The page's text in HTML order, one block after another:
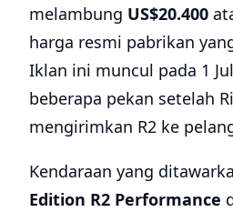
melambung US$20.400
harga resmi pabrikan
Iklan ini muncul pada 1
beberapa pekan setelah
mengirimkan R2 ke
Kendaraan yang
Edition R2 Performance